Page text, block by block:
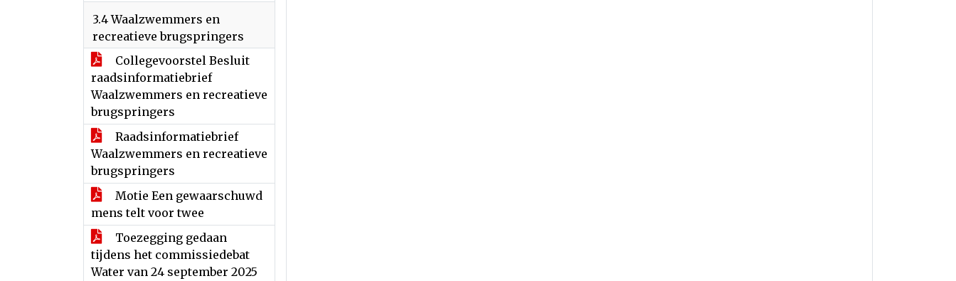
3.4 Waalzwemmers en
recreatieve brugspringers
Collegevoorstel Besluit
raadsinformatiebrief
Waalzwemmers en recreatieve
brugspringers
Raadsinformatiebrief
Waalzwemmers en recreatieve
brugspringers
Motie Een gewaarschuwd
mens telt voor twee
Toezegging gedaan
tijdens het commissiedebat
Water van 24 september 2025